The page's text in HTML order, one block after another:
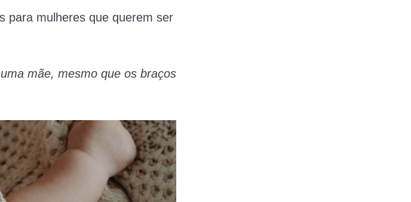
para mulheres que querem ser
mãe, mesmo que os braços